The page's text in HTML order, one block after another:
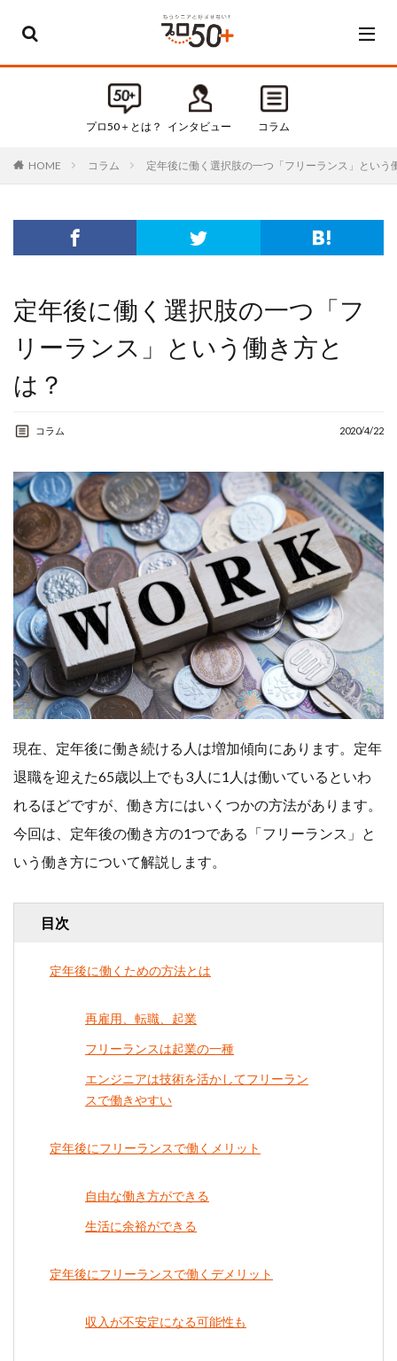
プロ50＋とは？ インタビュー コラム
HOME コラム 定年後に働く選択肢の一つ「フリーランス」という
定年後に働く選択肢の一つ「フ
リーランス」という働き方と
は？
コラム 2020/4/22
現在、定年後に働き続ける人は増加傾向にあります。定年
退職を迎えた65歳以上でも3人に1人は働いているといわ
れるほどですが、働き方にはいくつかの方法があります。
今回は、定年後の働き方の1つである「フリーランス」と
いう働き方について解説します。
目次
定年後に働くための方法とは
再雇用、転職、起業
フリーランスは起業の一種
エンジニアは技術を活かしてフリーラン
スで働きやすい
定年後にフリーランスで働くメリット
自由な働き方ができる
生活に余裕ができる
定年後にフリーランスで働くデメリット
収入が不安定になる可能性も
すべてのカテゴリ
お知らせ
コラム
セミナー・イベント
タグ
50代 50代起業
60代 60代起業
コーチング シニア
スマホ セカンドキャリア
セミナー リスキリング
人生 人生の棚卸し
人生１００年 個人事業主
健康 地域密着
学び 学習
成功事例
棚卸 生きがい
行政書士 講師
起業
６０代